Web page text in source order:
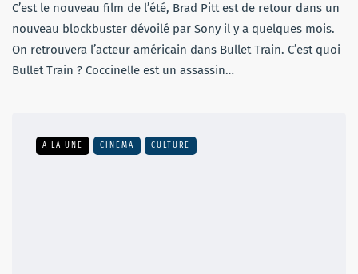
C’est le nouveau film de l’été, Brad Pitt est de retour dans un
nouveau blockbuster dévoilé par Sony il y a quelques mois.
On retrouvera l’acteur américain dans Bullet Train. C’est quoi
Bullet Train ? Coccinelle est un assassin…
A LA UNE CINÉMA CULTURE